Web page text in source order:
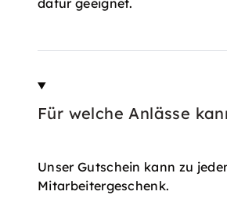
dafür geeignet.
Für welche Anlässe
Unser Gutschein kann zu
Mitarbeitergeschenk.